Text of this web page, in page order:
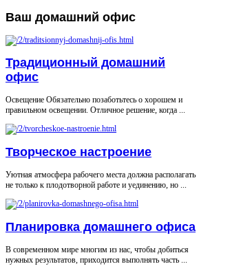
Ваш домашний офис
Традиционный домашний
офис
Освещение Обязательно позаботьтесь о хорошем и
правильном освещении. Отличное решение, когда ...
Творческое настроение
Уютная атмосфера рабочего места должна располагать
не только к плодотворной работе и уединению, но ...
Планировка домашнего офиса
В современном мире многим из нас, чтобы добиться
нужных результатов, приходится выполнять часть ...